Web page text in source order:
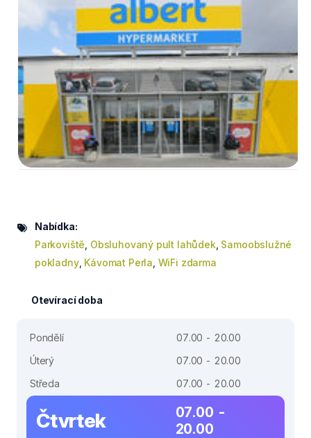
Nabídka:
Parkoviště Obsluhovaný pult lahůdek, Samoobslužné
pokladny, Kávomat Perla WiFi zdarma
Otevírací doba
Pondělí
07.00 - 20.00
Úterý
07.00 - 20.00
Středa
07.00 - 20.00
Čtvrtek
07.00 -
20.00